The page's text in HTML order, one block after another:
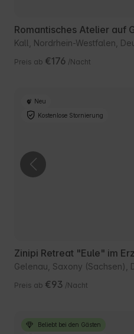
Romantisches Atelier auf
Kall, Nordrhein-Westfalen,
Preis ab €176 /Nacht
Neu
Kostenlose Stornierung
Zinipi Retreat "Eule" im
Gelenau, Saxony (Sachsen),
Preis ab €93 /Nacht
Beliebt bei den Gästen